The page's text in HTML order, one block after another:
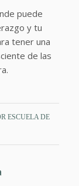
puede
y tu
tener una
de las
ESCUELA DE